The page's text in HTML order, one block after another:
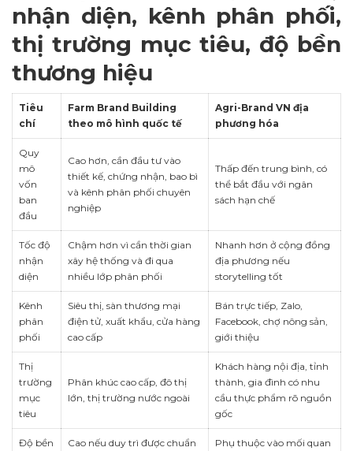
nhận diện, kênh phân phối,
thị trường mục tiêu, độ bền
thương hiệu
Tiêu
chí
Farm Brand Building
theo mô hình quốc tế
Agri-Brand VN địa
phương hóa
Quy
mô
vốn
ban
đầu
Cao hơn, cần đầu tư vào
thiết kế, chứng nhận, bao bì
và kênh phân phối chuyên
nghiệp
Thấp đến trung bình, có
thể bắt đầu với ngân
sách hạn chế
Tốc độ
nhận
diện
Chậm hơn vì cần thời gian
xây hệ thống và đi qua
nhiều lớp phân phối
Nhanh hơn ở cộng đồng
địa phương nếu
storytelling tốt
Kênh
phân
phối
Siêu thị, sàn thương mại
điện tử, xuất khẩu, cửa hàng
cao cấp
Bán trực tiếp, Zalo,
Facebook, chợ nông sản,
giới thiệu
Thị
trường
mục
tiêu
Phân khúc cao cấp, đô thị
lớn, thị trường nước ngoài
Khách hàng nội địa, tỉnh
thành, gia đình có nhu
cầu thực phẩm rõ nguồn
gốc
Độ bền
Cao nếu duy trì được chuẩn
Phụ thuộc vào mối quan